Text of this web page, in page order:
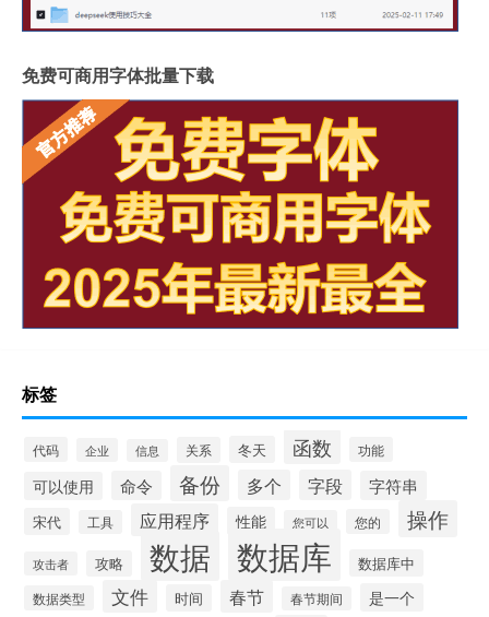
免费可商用字体批量下载
标签
代码 企业 信息 关系 冬天 函数 功能
可以使用 命令 备份 多个 字段 字符串
宋代 工具 应用程序 性能 您可以 您的 操作
攻击者 攻略 数据 数据库 数据库中
数据类型 文件 时间 春节 春节期间
是一个